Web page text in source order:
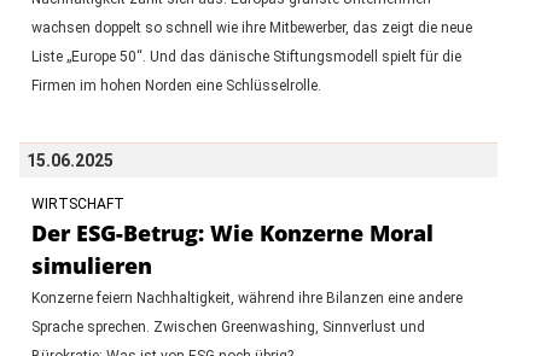
wachsen doppelt so schnell wie ihre Mitbewerber, das zeigt die neue
Liste „Europe 50“. Und das dänische Stiftungsmodell spielt für die
Firmen im hohen Norden eine Schlüsselrolle.
15.06.2025
WIRTSCHAFT
Der ESG-Betrug: Wie Konzerne Moral
simulieren
Konzerne feiern Nachhaltigkeit, während ihre Bilanzen eine andere
Sprache sprechen. Zwischen Greenwashing, Sinnverlust und